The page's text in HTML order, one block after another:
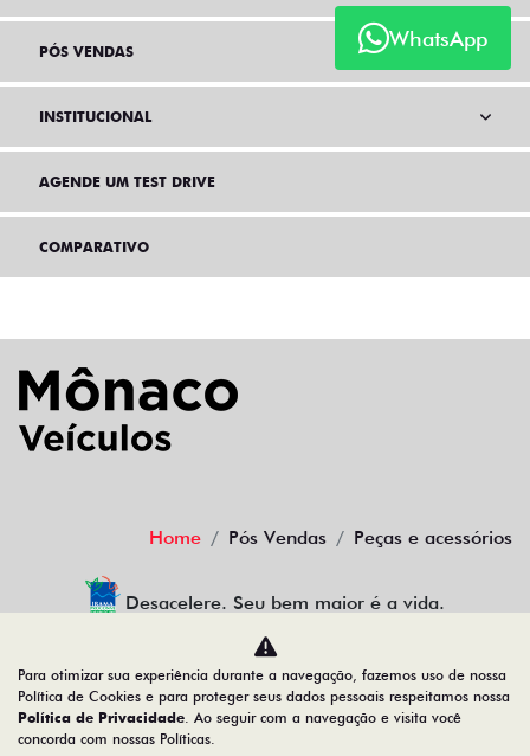
WhatsApp
PÓS VENDAS
INSTITUCIONAL
AGENDE UM TEST DRIVE
COMPARATIVO
Home Pós Vendas Peças e acessórios
Desacelere. Seu bem maior é a vida.
MONACO CENTRO OESTE LTDA
01.639.744/0004-66
Para otimizar sua experiência durante a navegação, fazemos uso de nossa
Política de Cookies e para proteger seus dados pessoais respeitamos nossa
Política de Privacidade. Ao seguir com a navegação e visita você
concorda com nossas Políticas.